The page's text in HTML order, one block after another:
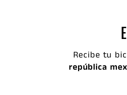
Recibe tu
república